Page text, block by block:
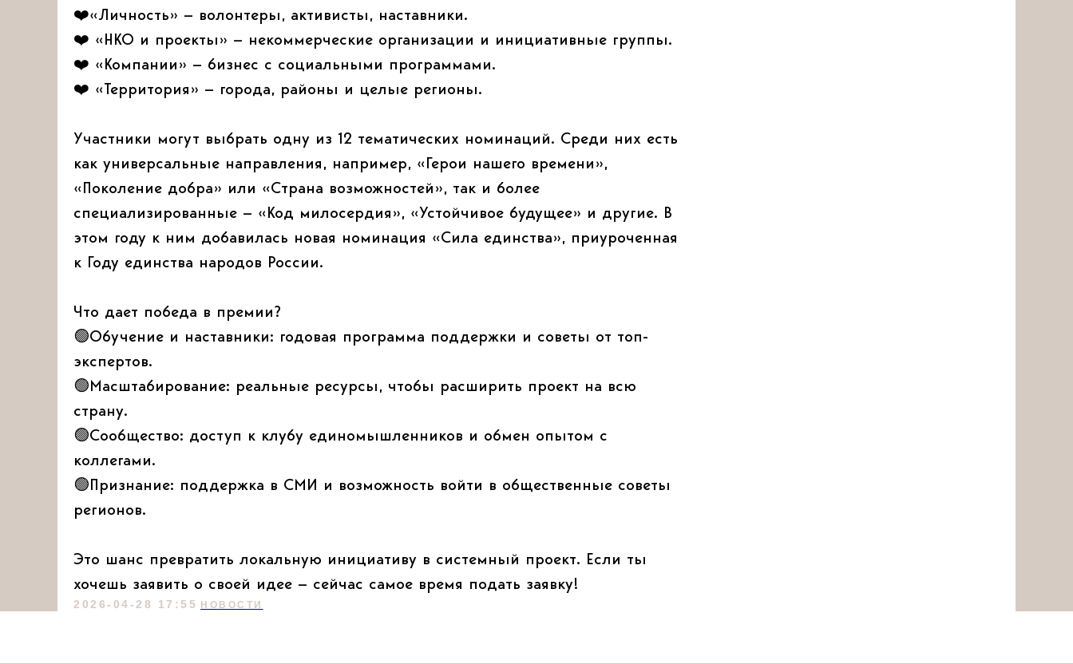
❤️«Личность» — волонтеры, активисты, наставники.
❤️ «НКО и проекты» — некоммерческие организации и инициативные группы.
❤️ «Компании» — бизнес с социальными программами.
❤️ «Территория» — города, районы и целые регионы.
Участники могут выбрать одну из 12 тематических номинаций. Среди них есть
как универсальные направления, например, «Герои нашего времени»,
«Поколение добра» или «Страна возможностей», так и более
специализированные — «Код милосердия», «Устойчивое будущее» и другие. В
этом году к ним добавилась новая номинация «Сила единства», приуроченная
к Году единства народов России.
Что дает победа в премии?
🟢Обучение и наставники: годовая программа поддержки и советы от топ-
экспертов.
🟢Масштабирование: реальные ресурсы, чтобы расширить проект на всю
страну.
🟢Сообщество: доступ к клубу единомышленников и обмен опытом с
коллегами.
🟢Признание: поддержка в СМИ и возможность войти в общественные советы
регионов.
Это шанс превратить локальную инициативу в системный проект. Если ты
хочешь заявить о своей идее — сейчас самое время подать заявку!
2026-04-28 17:55 НОВОСТИ